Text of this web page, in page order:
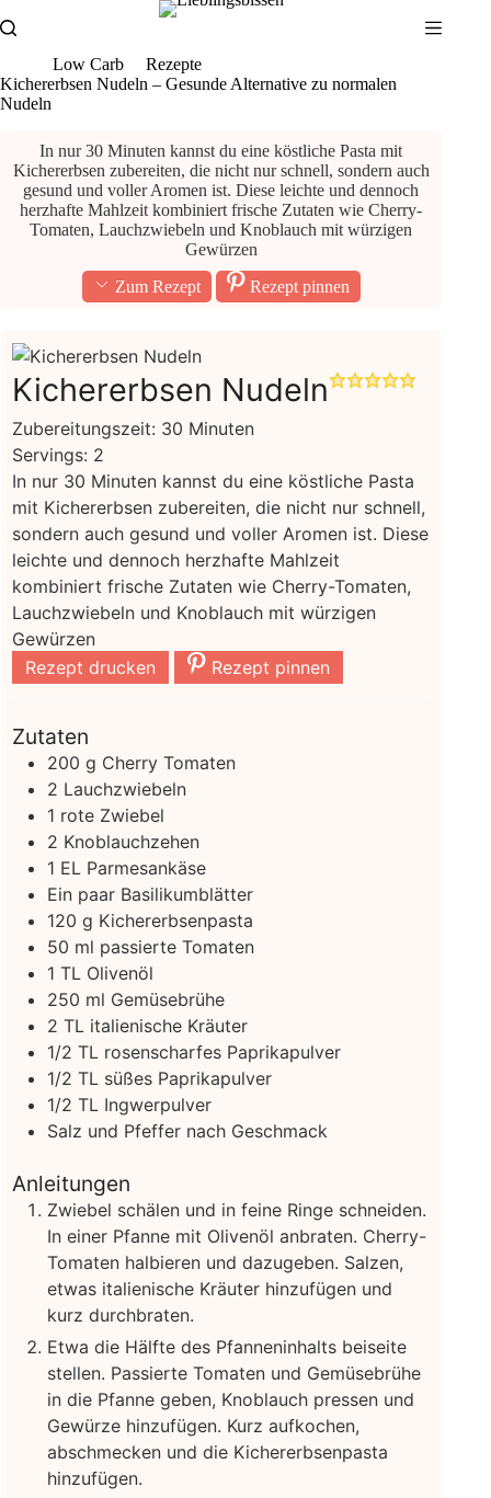
Inhalt
Low Carb
Rezepte
Kichererbsen Nudeln – Gesunde Alternative zu normalen
Nudeln
In nur 30 Minuten kannst du eine köstliche Pasta mit
Kichererbsen zubereiten, die nicht nur schnell, sondern auch
gesund und voller Aromen ist. Diese leichte und dennoch
herzhafte Mahlzeit kombiniert frische Zutaten wie Cherry-
Tomaten, Lauchzwiebeln und Knoblauch mit würzigen
Gewürzen
Zum Rezept
Rezept pinnen
Kichererbsen Nudeln
Zubereitungszeit: 30 Minuten
Minuten
Servings: 2
In nur 30 Minuten kannst du eine köstliche Pasta
mit Kichererbsen zubereiten, die nicht nur schnell,
sondern auch gesund und voller Aromen ist. Diese
leichte und dennoch herzhafte Mahlzeit
kombiniert frische Zutaten wie Cherry-Tomaten,
Lauchzwiebeln und Knoblauch mit würzigen
Gewürzen
Rezept drucken
Rezept pinnen
Zutaten
200 g Cherry Tomaten
2 Lauchzwiebeln
1 rote Zwiebel
2 Knoblauchzehen
1 EL Parmesankäse
Ein paar Basilikumblätter
120 g Kichererbsenpasta
50 ml passierte Tomaten
1 TL Olivenöl
250 ml Gemüsebrühe
2 TL italienische Kräuter
1/2 TL rosenscharfes Paprikapulver
1/2 TL süßes Paprikapulver
1/2 TL Ingwerpulver
Salz und Pfeffer nach Geschmack
Anleitungen
Zwiebel schälen und in feine Ringe schneiden.
In einer Pfanne mit Olivenöl anbraten. Cherry-
Tomaten halbieren und dazugeben. Salzen,
etwas italienische Kräuter hinzufügen und
kurz durchbraten.
Etwa die Hälfte des Pfanneninhalts beiseite
stellen. Passierte Tomaten und Gemüsebrühe
in die Pfanne geben, Knoblauch pressen und
Gewürze hinzufügen. Kurz aufkochen,
abschmecken und die Kichererbsenpasta
hinzufügen.